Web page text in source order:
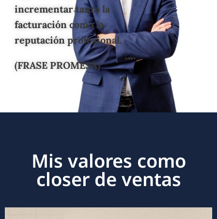
incrementar tanto la
facturación como la
reputación profesional.
(FRASE PROMESA)
Mis valores como
closer de ventas